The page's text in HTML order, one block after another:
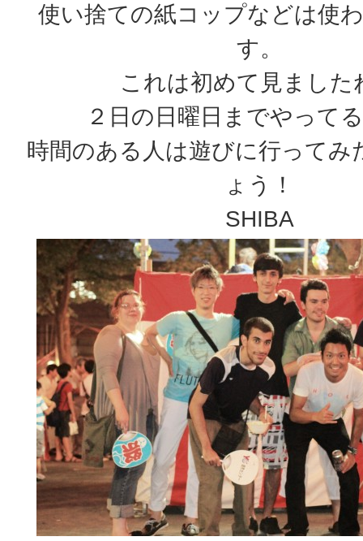
使い捨ての紙コップなどは使
す。
これは初めて見ました
２日の日曜日までやって
時間のある人は遊びに行ってみ
ょう！
SHIBA